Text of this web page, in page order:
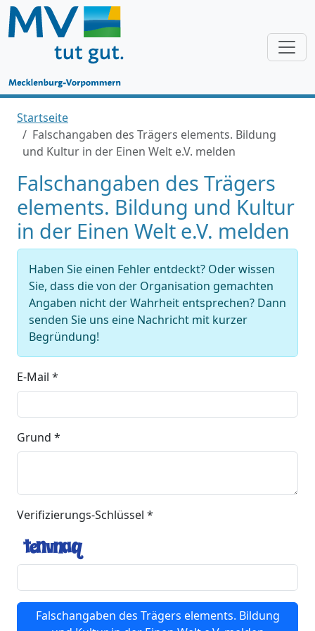
Startseite
Falschangaben des Trägers elements. Bildung
und Kultur in der Einen Welt e.V. melden
Falschangaben des Trägers
elements. Bildung und Kultur
in der Einen Welt e.V. melden
Haben Sie einen Fehler entdeckt? Oder wissen
Sie, dass die von der Organisation gemachten
Angaben nicht der Wahrheit entsprechen? Dann
senden Sie uns eine Nachricht mit kurzer
Begründung!
E-Mail *
Grund *
Verifizierungs-Schlüssel *
Falschangaben des Trägers elements. Bildung